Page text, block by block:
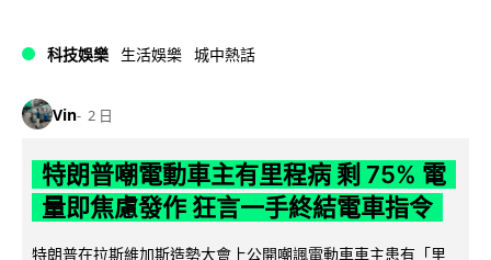
科技娛樂 生活娛樂 城中熱話
Vin 2 日
特朗普嘲電動車主有里程病 剩 75% 電
量即焦慮發作 狂言一手終結電車指令
特朗普在拉斯維加斯造勢大會上公開嘲諷電動車車主患有「里